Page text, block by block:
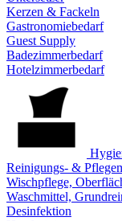
Kerzen & Fackeln
Gastronomiebedarf
Guest Supply
Badezimmerbedarf
Hotelzimmerbedarf
Reinigungs- &
Wischpflege,
Waschmittel,
Desinfektion